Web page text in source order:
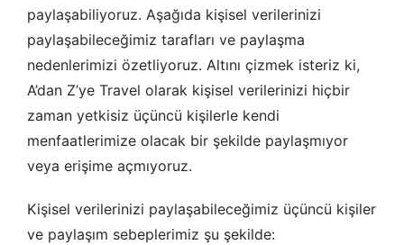
Ziyaretçilerin siteyi nasıl kullandığını anonim olarak ölçeriz.
zorluk yaşadığını anlamamıza yardımcı olur.
Pazarlama Çerezleri
Size ve ilgi alanlarınıza uygun reklamlar göstermek için
ancak daha az alakalı olabilirler.
paylaşabiliyoruz. Aşağıda kişisel verilerinizi
paylaşabileceğimiz tarafları ve paylaşma
nedenlerimizi özetliyoruz. Altını çizmek isteriz ki,
A’dan Z’ye Travel olarak kişisel verilerinizi hiçbir
zaman yetkisiz üçüncü kişilerle kendi
menfaatlerimize olacak bir şekilde paylaşmıyor
veya erişime açmıyoruz.
Kişisel verilerinizi paylaşabileceğimiz üçüncü kişiler
ve paylaşım sebeplerimiz şu şekilde: